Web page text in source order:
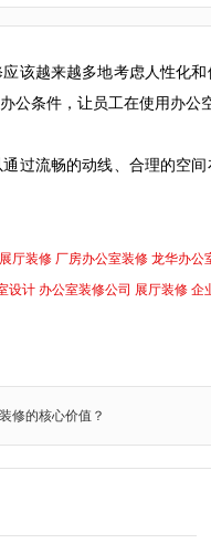
该越来越多地考虑人性化
公条件，让员工在使用办公
通过流畅的动线、合理的空
厅装修 厂房办公室装修 龙华办公
设计 办公室装修公司 展厅装修 企
修的核心价值？